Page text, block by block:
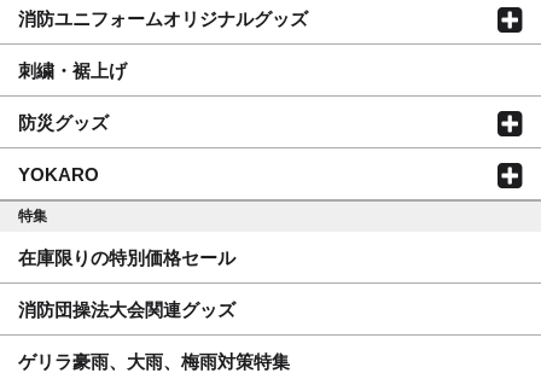
消防ユニフォームオリジナルグッズ
刺繍・裾上げ
防災グッズ
YOKARO
特集
在庫限りの特別価格セール
消防団操法大会関連グッズ
ゲリラ豪雨、大雨、梅雨対策特集